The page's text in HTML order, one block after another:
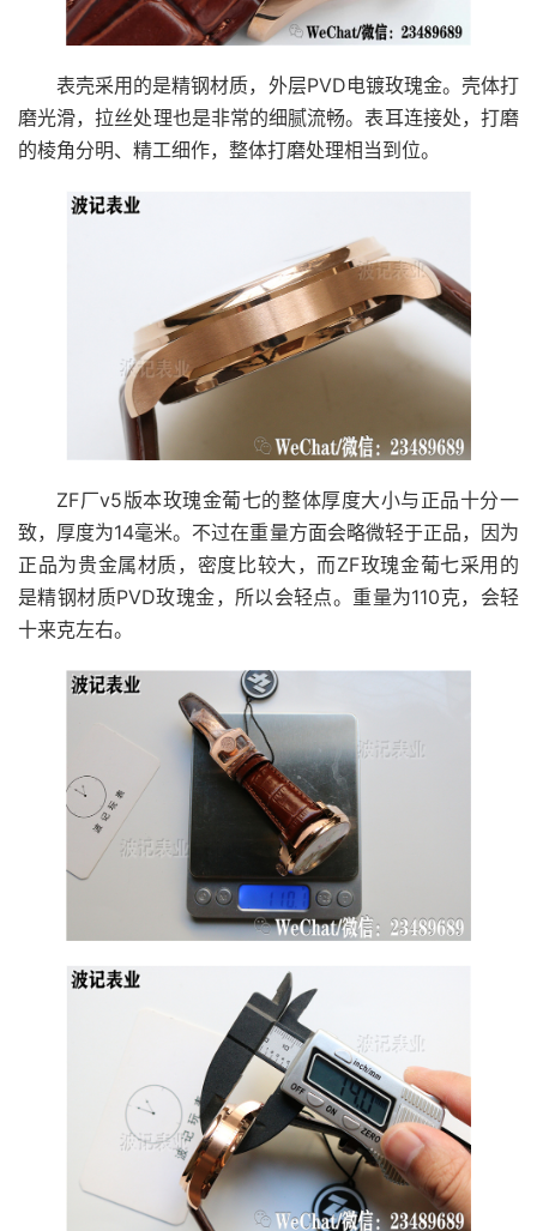
表壳采用的是精钢材质，外层PVD电镀玫瑰金。壳体打
磨光滑，拉丝处理也是非常的细腻流畅。表耳连接处，打磨
的棱角分明、精工细作，整体打磨处理相当到位。
ZF厂v5版本玫瑰金葡七的整体厚度大小与正品十分一
致，厚度为14毫米。不过在重量方面会略微轻于正品，因为
正品为贵金属材质，密度比较大，而ZF玫瑰金葡七采用的
是精钢材质PVD玫瑰金，所以会轻点。重量为110克，会轻
十来克左右。